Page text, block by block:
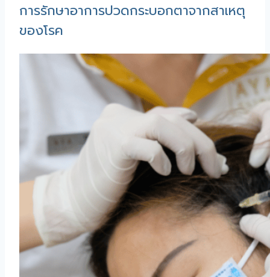
การรักษาอาการปวดกระบอกตาจากสาเหตุ
ของโรค